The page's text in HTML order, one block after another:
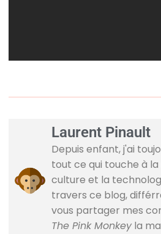
Laurent Pinault
Depuis enfant, j'ai
tout ce qui touche à
culture et la
travers ce blog,
vous partager mes
The Pink Monkeyla